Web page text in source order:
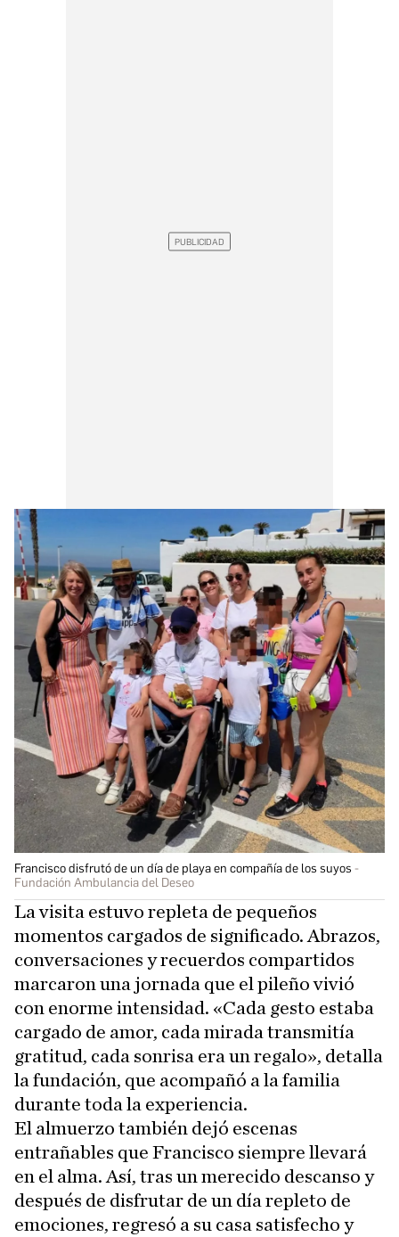
Francisco disfrutó de un día de playa en compañía de los suyos
Fundación Ambulancia del Deseo
La visita estuvo repleta de pequeños
momentos cargados de significado. Abrazos,
conversaciones y recuerdos compartidos
marcaron una jornada que el pileño vivió
con enorme intensidad. «Cada gesto estaba
cargado de amor, cada mirada transmitía
gratitud, cada sonrisa era un regalo», detalla
la fundación, que acompañó a la familia
durante toda la experiencia.
El almuerzo también dejó escenas
entrañables que Francisco siempre llevará
en el alma. Así, tras un merecido descanso y
después de disfrutar de un día repleto de
emociones, regresó a su casa satisfecho y